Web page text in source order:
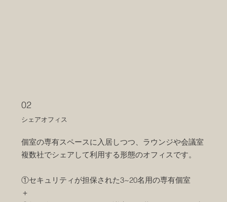
02
シェアオフィス
個室の専有スペースに入居しつつ、ラウンジや会議室
複数社でシェアして利用する形態のオフィスです。
①セキュリティが担保された3~20名用の専有個室​
＋